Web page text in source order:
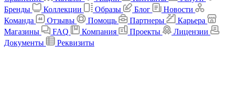
Бренды
Коллекции Образы Блог
Новости
Команда
Отзывы Помощь Партнеры
Карьера
Магазины
FAQ Компания Проекты
Лицензии
Документы
Реквизиты